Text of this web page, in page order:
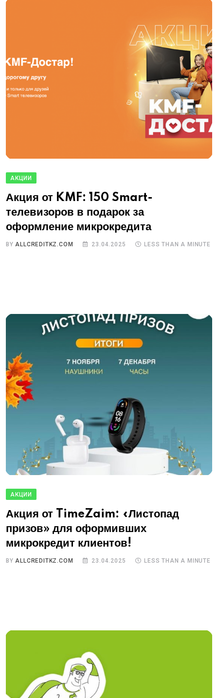
АКЦИИ
Акция от KMF: 150 Smart-
телевизоров в подарок за
оформление микрокредита
BYALLCREDITKZ.COM 23.04.2025 LESS THAN A MINUTE
АКЦИИ
Акция от TimeZaim: «Листопад
призов» для оформивших
микрокредит клиентов!
BYALLCREDITKZ.COM 23.04.2025 LESS THAN A MINUTE